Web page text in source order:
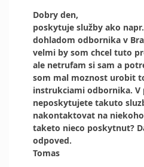
Dobry den,
poskytuje služby ako
dohladom odbornika v
velmi by som chcel tuto
ale netrufam si sam a
som mal moznost urobit
instrukciami odbornika. V
neposkytujete takuto
nakontaktovat na
taketo nieco poskytnut?
odpoved.
Tomas